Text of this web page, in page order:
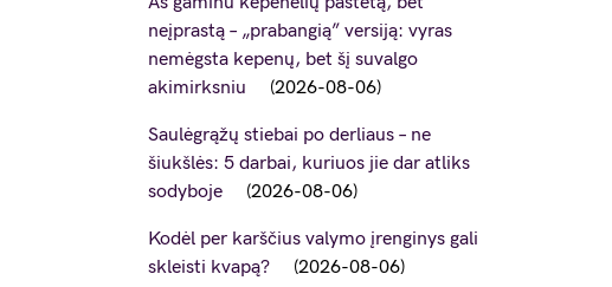
neįprastą – „prabangią” versiją: vyras
nemėgsta kepenų, bet šį suvalgo
akimirksniu
2026-08-06
Saulėgrąžų stiebai po derliaus – ne
šiukšlės: 5 darbai, kuriuos jie dar atliks
sodyboje
2026-08-06
Kodėl per karščius valymo įrenginys gali
skleisti kvapą?
2026-08-06